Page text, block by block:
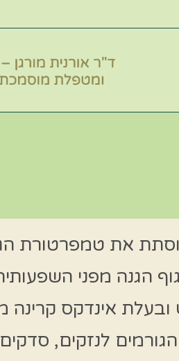
את טמפרטורת
הגנה מפני
אינדקס קרינה
לנזקים,